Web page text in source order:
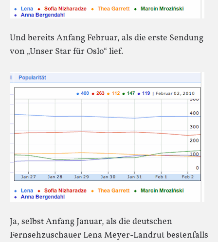
Und bereits Anfang Februar, als die erste Sendung
von „Unser Star für Oslo“ lief.
Ja, selbst Anfang Januar, als die deutschen
Fernsehzuschauer Lena Meyer-Landrut bestenfalls